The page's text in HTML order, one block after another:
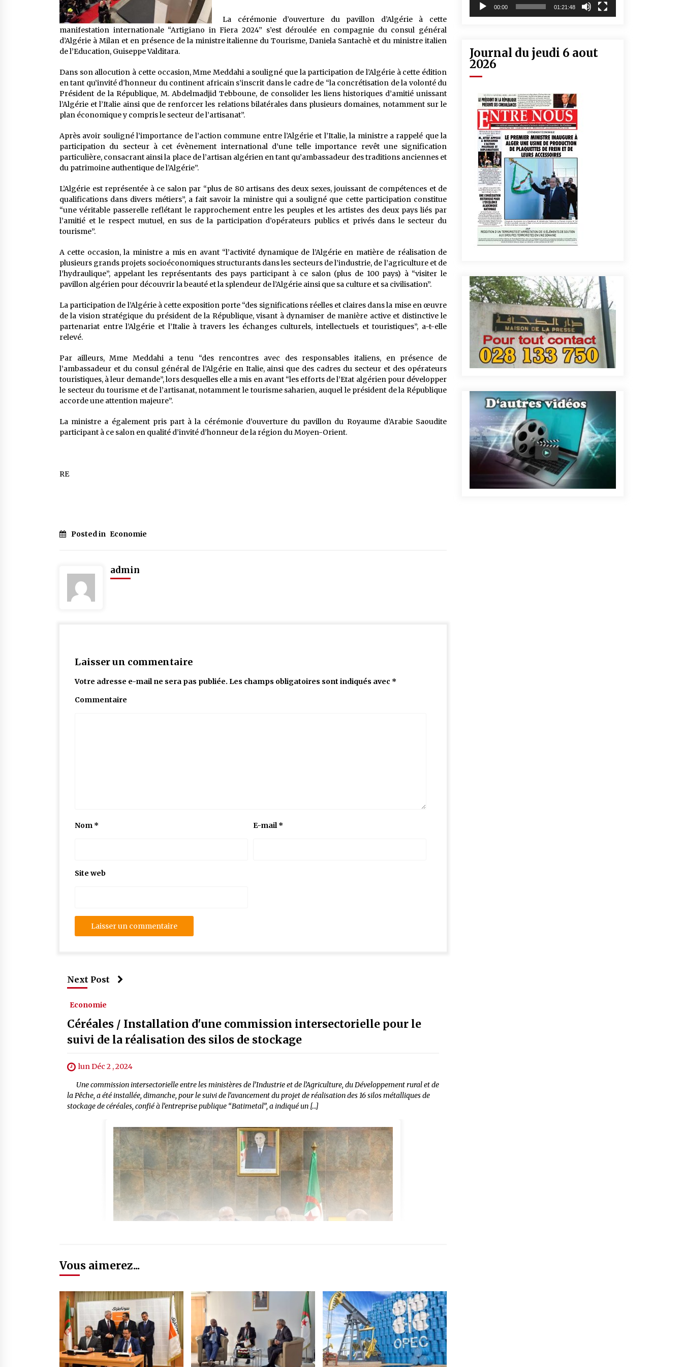
La cérémonie d’ouverture du pavillon d’Algérie à cette
manifestation internationale “Artigiano in Fiera 2024” s’est déroulée en compagnie du consul général
d’Algérie à Milan et en présence de la ministre italienne du Tourisme, Daniela Santachè et du ministre italien
de l’Education, Guiseppe Valditara.
Dans son allocution à cette occasion, Mme Meddahi a souligné que la participation de l’Algérie à cette édition
en tant qu’invité d’honneur du continent africain s’inscrit dans le cadre de “la concrétisation de la volonté du
Président de la République, M. Abdelmadjid Tebboune, de consolider les liens historiques d’amitié unissant
l’Algérie et l’Italie ainsi que de renforcer les relations bilatérales dans plusieurs domaines, notamment sur le
plan économique y compris le secteur de l’artisanat”.
Après avoir souligné l’importance de l’action commune entre l’Algérie et l’Italie, la ministre a rappelé que la
participation du secteur à cet évènement international d’une telle importance revêt une signification
particulière, consacrant ainsi la place de l’artisan algérien en tant qu’ambassadeur des traditions anciennes et
du patrimoine authentique de l’Algérie”.
L’Algérie est représentée à ce salon par “plus de 80 artisans des deux sexes, jouissant de compétences et de
qualifications dans divers métiers”, a fait savoir la ministre qui a souligné que cette participation constitue
“une véritable passerelle reflétant le rapprochement entre les peuples et les artistes des deux pays liés par
l’amitié et le respect mutuel, en sus de la participation d’opérateurs publics et privés dans le secteur du
tourisme”.
A cette occasion, la ministre a mis en avant “l’activité dynamique de l’Algérie en matière de réalisation de
plusieurs grands projets socioéconomiques structurants dans les secteurs de l’industrie, de l’agriculture et de
l’hydraulique”, appelant les représentants des pays participant à ce salon (plus de 100 pays) à “visiter le
pavillon algérien pour découvrir la beauté et la splendeur de l’Algérie ainsi que sa culture et sa civilisation”.
La participation de l’Algérie à cette exposition porte “des significations réelles et claires dans la mise en œuvre
de la vision stratégique du président de la République, visant à dynamiser de manière active et distinctive le
partenariat entre l’Algérie et l’Italie à travers les échanges culturels, intellectuels et touristiques”, a-t-elle
relevé.
Par ailleurs, Mme Meddahi a tenu “des rencontres avec des responsables italiens, en présence de
l’ambassadeur et du consul général de l’Algérie en Italie, ainsi que des cadres du secteur et des opérateurs
touristiques, à leur demande”, lors desquelles elle a mis en avant “les efforts de l’Etat algérien pour développer
le secteur du tourisme et de l’artisanat, notamment le tourisme saharien, auquel le président de la République
accorde une attention majeure”.
La ministre a également pris part à la cérémonie d’ouverture du pavillon du Royaume d’Arabie Saoudite
participant à ce salon en qualité d’invité d’honneur de la région du Moyen-Orient.
RE
Posted in Economie
admin
Laisser un commentaire
Votre adresse e-mail ne sera pas publiée. Les champs obligatoires sont indiqués avec *
Commentaire
Nom * E-mail*
Site web
Next Post
Economie
Céréales / Installation d'une commission intersectorielle pour le
suivi de la réalisation des silos de stockage
lun Déc 2 , 2024
Une commission intersectorielle entre les ministères de l’Industrie et de l’Agriculture, du Développement rural et de
la Pêche, a été installée, dimanche, pour le suivi de l’avancement du projet de réalisation des 16 silos métalliques de
stockage de céréales, confié à l’entreprise publique “Batimetal”, a indiqué un […]
Vous aimerez...
00:00 01:21:48
Journal du jeudi 6 aout
2026